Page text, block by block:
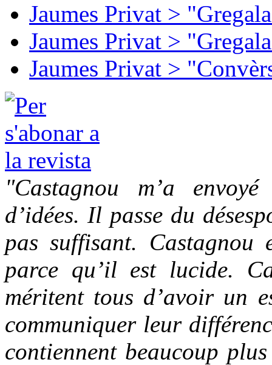
Jaumes Privat >
Jaumes Privat >
Jaumes Privat >
"Castagnou m’a
d’idées. Il passe du
pas suffisant.
parce qu’il est lucide.
méritent tous d’avoir un
communiquer leur
contiennent beaucoup